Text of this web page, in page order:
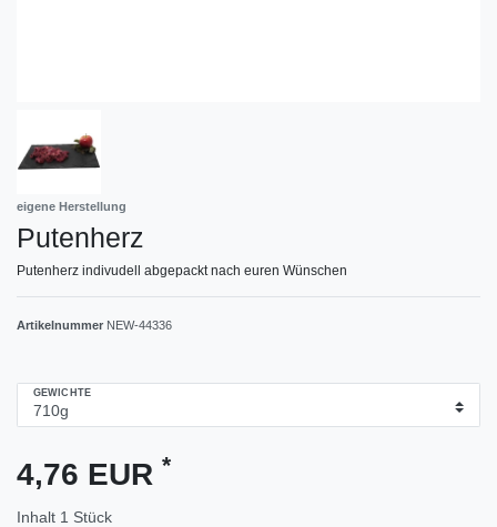
eigene Herstellung
Putenherz
Putenherz indivudell abgepackt nach euren Wünschen
Artikelnummer NEW-44336
GEWICHTE
4,76 EUR *
Inhalt 1 Stück